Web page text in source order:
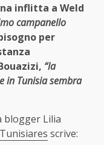
inflitta a Weld
campanello
per
“la
in Tunisia sembra
blogger Lilia
Tunisiares scrive: